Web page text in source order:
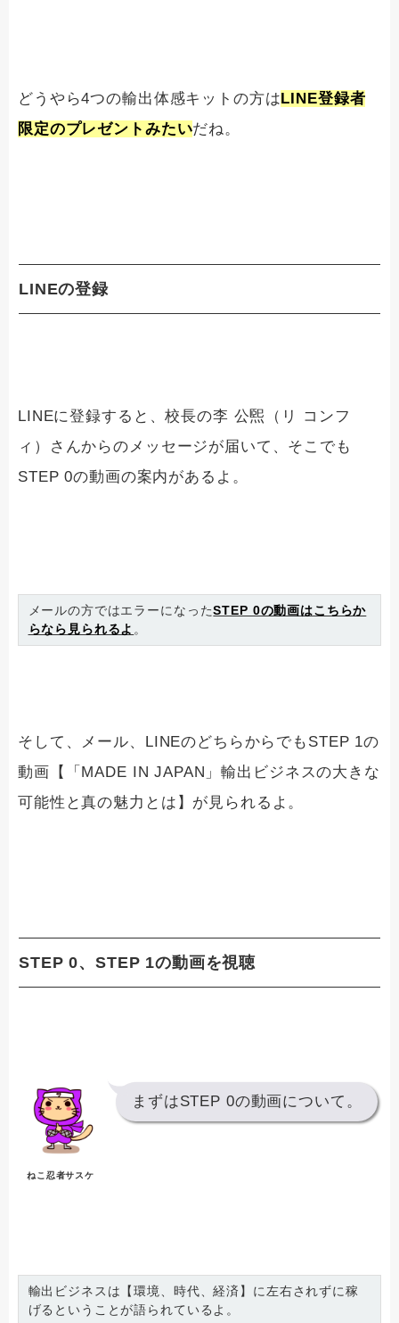
どうやら4つの輸出体感キットの方はLINE登録者
限定のプレゼントみたいだね。
LINEの登録
LINEに登録すると、校長の李 公煕（リ コンフ
ィ）さんからのメッセージが届いて、そこでも
STEP 0の動画の案内があるよ。
メールの方ではエラーになったSTEP 0の動画はこちらか
らなら見られるよ 。
そして、メール、LINEのどちらからでもSTEP 1の
動画【「MADE IN JAPAN」輸出ビジネスの大きな
可能性と真の魅力とは】が見られるよ。
STEP 0、STEP 1の動画を視聴
ねこ忍者サスケ
まずはSTEP 0の動画について。
輸出ビジネスは【環境、時代、経済】に左右されずに稼
げるということが語られているよ。